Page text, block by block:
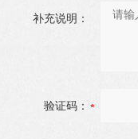
补充说明：
验证码：